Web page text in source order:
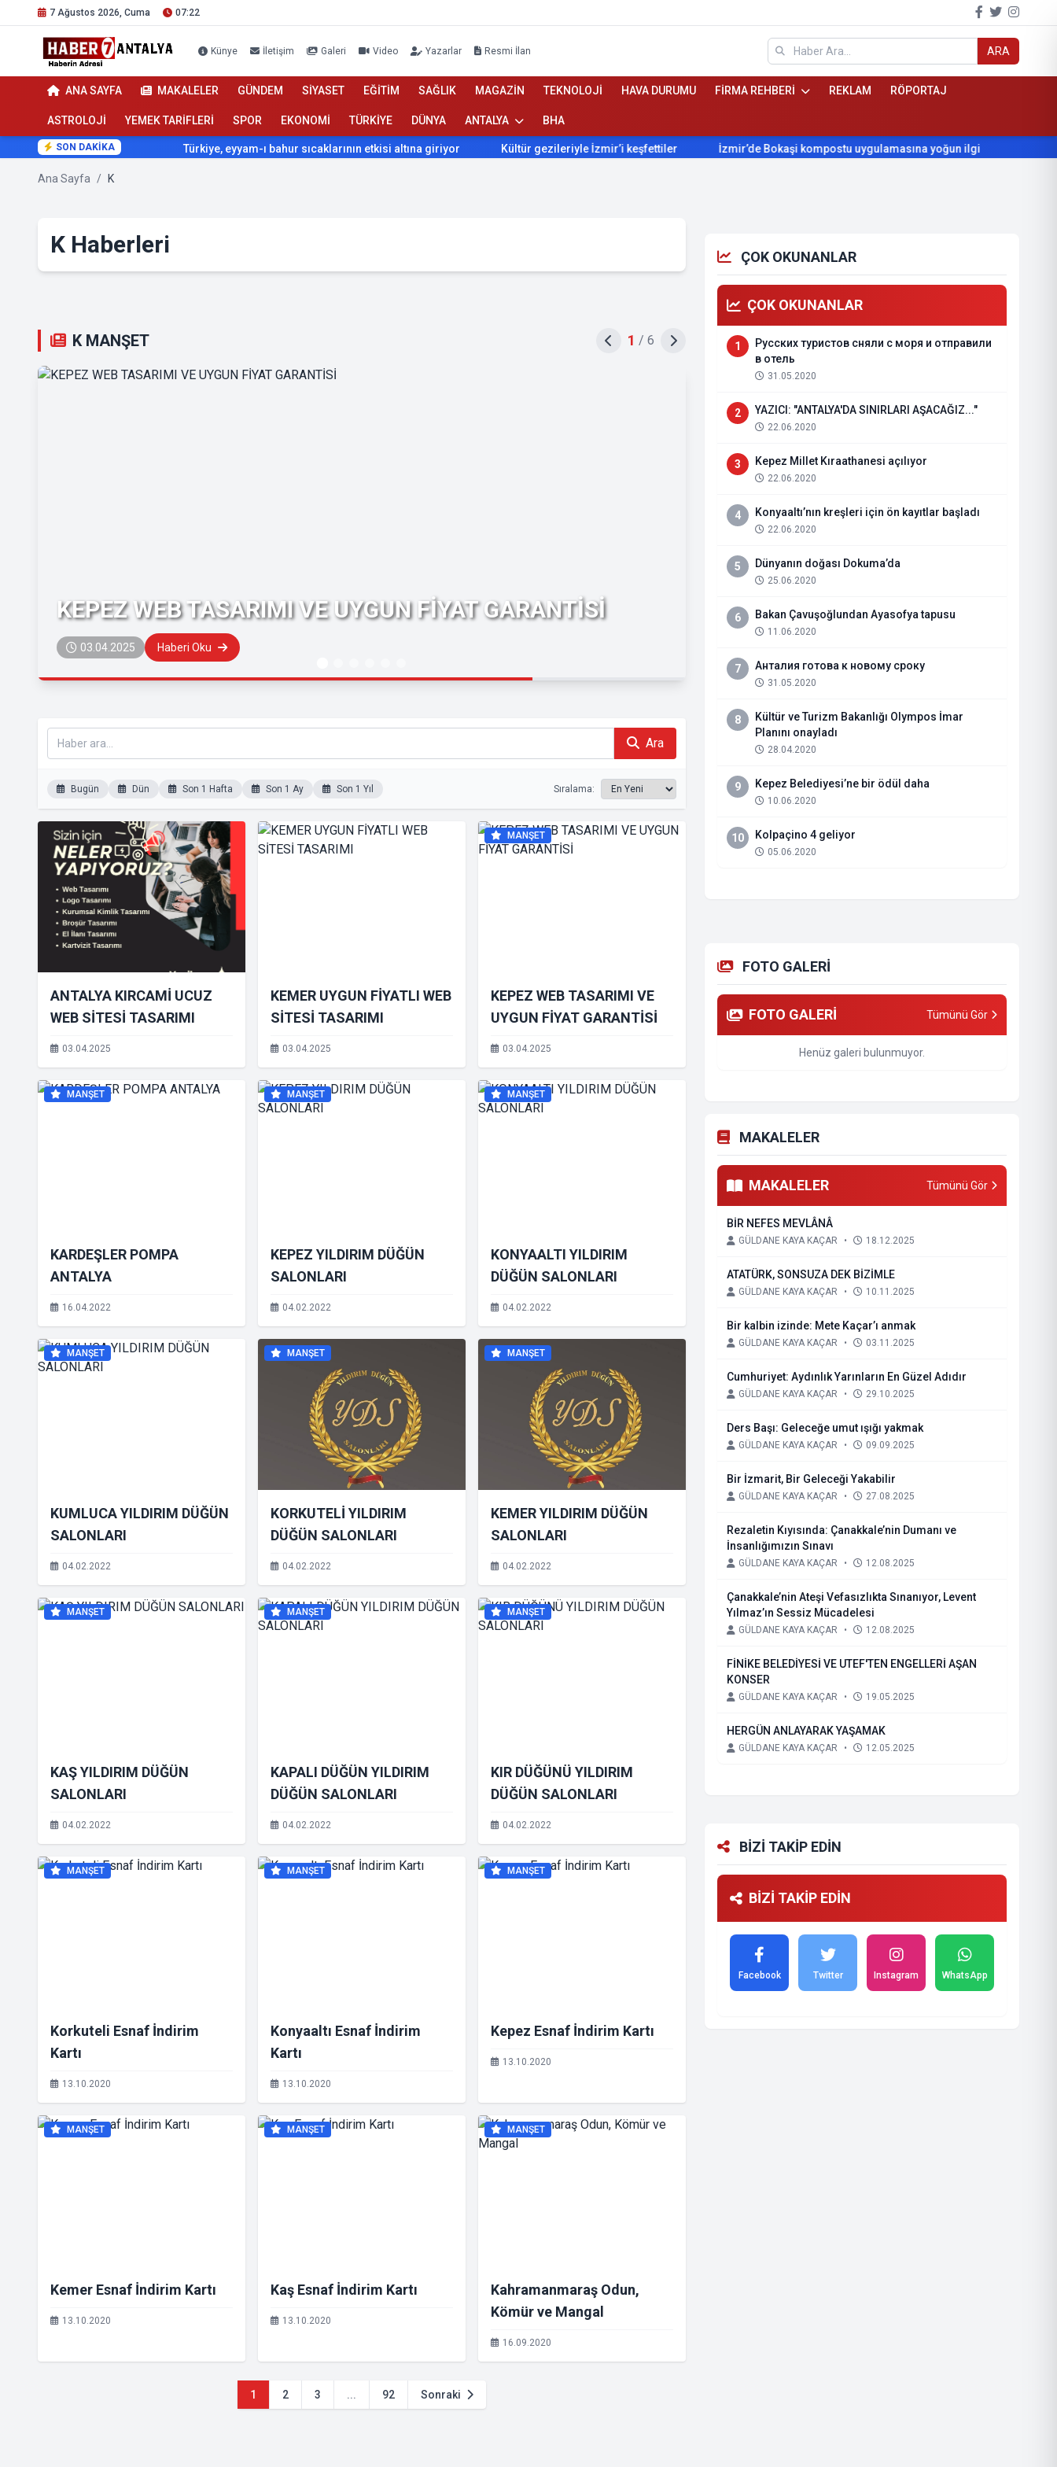
7 Ağustos 2026, Cuma 07:22
Künye İletişim Galeri Video Yazarlar Resmi İlan ARA
ANA SAYFA MAKALELER GÜNDEM SİYASET EĞİTİM SAĞLIK MAGAZİN TEKNOLOJİ HAVA DURUMU FİRMA REHBERİ REKLAM RÖPORTAJ
ASTROLOJİ YEMEK TARİFLERİ SPOR EKONOMİ TÜRKİYE DÜNYA ANTALYA BHA
SON DAKİKA Türkiye, eyyam-ı bahur sıcaklarının etkisi altına giriyor Kültür gezileriyle İzmir’i keşfettiler İzmir’de Bokaşi kompostu uygulamasına yoğun ilgi Beydağ’ın
Ana Sayfa / K
K Haberleri
K MANŞET 1 / 6
KEPEZ WEB TASARIMI VE UYGUN FİYAT GARANTİSİ
03.04.2025 Haberi Oku
KARDEŞLER POMPA ANTALYA
Ara
Bugün Dün Son 1 Hafta Son 1 Ay Son 1 Yıl Sıralama:
ANTALYA KIRCAMİ UCUZ
WEB SİTESİ TASARIMI
03.04.2025
KEMER UYGUN FİYATLI WEB
SİTESİ TASARIMI
03.04.2025
MANŞET
KEPEZ WEB TASARIMI VE
UYGUN FİYAT GARANTİSİ
03.04.2025
MANŞET
KARDEŞLER POMPA
ANTALYA
16.04.2022
MANŞET
KEPEZ YILDIRIM DÜĞÜN
SALONLARI
04.02.2022
MANŞET
KONYAALTI YILDIRIM
DÜĞÜN SALONLARI
04.02.2022
MANŞET
KUMLUCA YILDIRIM DÜĞÜN
SALONLARI
04.02.2022
MANŞET
KORKUTELİ YILDIRIM
DÜĞÜN SALONLARI
04.02.2022
MANŞET
KEMER YILDIRIM DÜĞÜN
SALONLARI
04.02.2022
MANŞET
KAŞ YILDIRIM DÜĞÜN
SALONLARI
04.02.2022
MANŞET
KAPALI DÜĞÜN YILDIRIM
DÜĞÜN SALONLARI
04.02.2022
MANŞET
KIR DÜĞÜNÜ YILDIRIM
DÜĞÜN SALONLARI
04.02.2022
MANŞET
Korkuteli Esnaf İndirim
Kartı
13.10.2020
MANŞET
Konyaaltı Esnaf İndirim
Kartı
13.10.2020
MANŞET
Kepez Esnaf İndirim Kartı
13.10.2020
MANŞET
Kemer Esnaf İndirim Kartı
13.10.2020
MANŞET
Kaş Esnaf İndirim Kartı
13.10.2020
MANŞET
Kahramanmaraş Odun,
Kömür ve Mangal
16.09.2020
1 2 3 ... 92 Sonraki
ÇOK OKUNANLAR
ÇOK OKUNANLAR
1
Русских туристов сняли с моря и отправили
в отель
31.05.2020
2 YAZICI: "ANTALYA'DA SINIRLARI AŞACAĞIZ..."
22.06.2020
3 Kepez Millet Kıraathanesi açılıyor
22.06.2020
4 Konyaaltı’nın kreşleri için ön kayıtlar başladı
22.06.2020
5 Dünyanın doğası Dokuma’da
25.06.2020
6 Bakan Çavuşoğlundan Ayasofya tapusu
11.06.2020
7 Анталия готова к новому сроку
31.05.2020
8
Kültür ve Turizm Bakanlığı Olympos İmar
Planını onayladı
28.04.2020
9 Kepez Belediyesi’ne bir ödül daha
10.06.2020
10 Kolpaçino 4 geliyor
05.06.2020
FOTO GALERİ
FOTO GALERİ Tümünü Gör
Henüz galeri bulunmuyor.
MAKALELER
MAKALELER Tümünü Gör
BİR NEFES MEVLÂNÂ
GÜLDANE KAYA KAÇAR • 18.12.2025
ATATÜRK, SONSUZA DEK BİZİMLE
GÜLDANE KAYA KAÇAR • 10.11.2025
Bir kalbin izinde: Mete Kaçar’ı anmak
GÜLDANE KAYA KAÇAR • 03.11.2025
Cumhuriyet: Aydınlık Yarınların En Güzel Adıdır
GÜLDANE KAYA KAÇAR • 29.10.2025
Ders Başı: Geleceğe umut ışığı yakmak
GÜLDANE KAYA KAÇAR • 09.09.2025
Bir İzmarit, Bir Geleceği Yakabilir
GÜLDANE KAYA KAÇAR • 27.08.2025
Rezaletin Kıyısında: Çanakkale’nin Dumanı ve
İnsanlığımızın Sınavı
GÜLDANE KAYA KAÇAR • 12.08.2025
Çanakkale’nin Ateşi Vefasızlıkta Sınanıyor, Levent
Yılmaz’ın Sessiz Mücadelesi
GÜLDANE KAYA KAÇAR • 12.08.2025
FİNİKE BELEDİYESİ VE UTEF'TEN ENGELLERİ AŞAN
KONSER
GÜLDANE KAYA KAÇAR • 19.05.2025
HERGÜN ANLAYARAK YAŞAMAK
GÜLDANE KAYA KAÇAR • 12.05.2025
BİZİ TAKİP EDİN
BİZİ TAKİP EDİN
Facebook Twitter Instagram WhatsApp